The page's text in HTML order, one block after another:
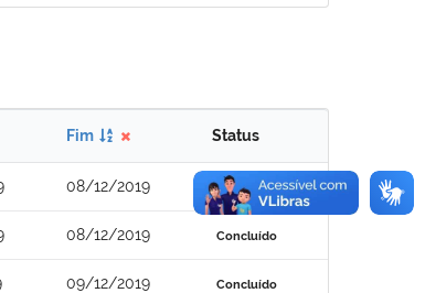
Fim Status
08/12/2019 Concluído
08/12/2019 Concluído
09/12/2019 Concluído